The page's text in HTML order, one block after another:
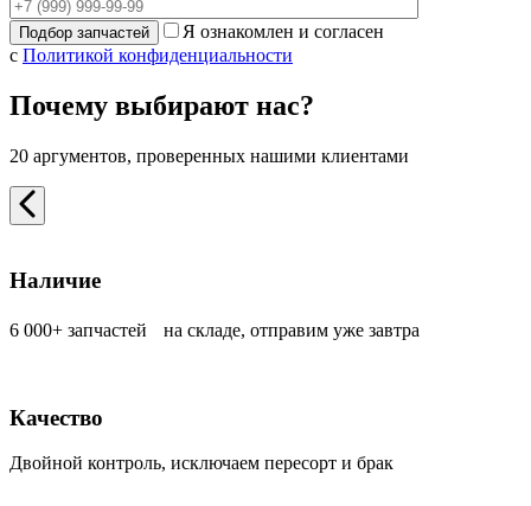
Я ознакомлен и согласен
с Политикой конфиденциальности
Почему выбирают нас?
20 аргументов, проверенных нашими клиентами
Наличие
6 000+ запчастей на складе, отправим уже завтра
Качество
Двойной контроль, исключаем пересорт и брак